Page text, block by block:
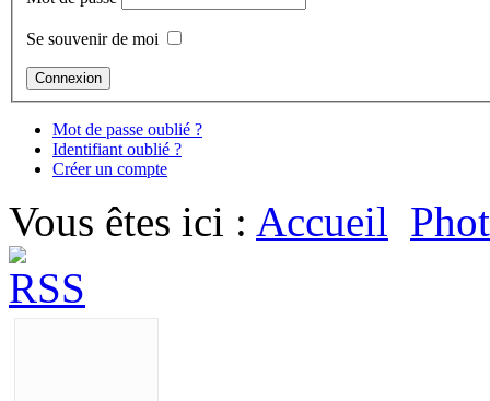
Se souvenir de moi
Mot de passe oublié ?
Identifiant oublié ?
Créer un compte
Vous êtes ici : Accueil